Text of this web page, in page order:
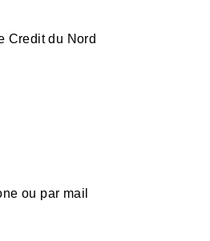
Credit du Nord
ou par mail